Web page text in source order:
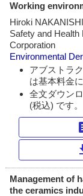
Working
Hiroki
Safety and
Corporation
Environmental
アブストラ
は基本料金
全文ダウン
(税込) です。
Management of
the ceramics